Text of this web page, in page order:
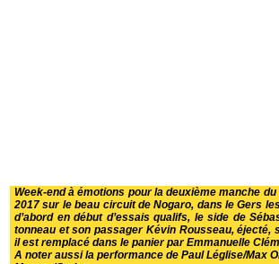
Week-end à émotions pour la deuxième manche
2017 sur le beau circuit de Nogaro, dans le Gers
d’abord en début d’essais qualifs, le side de
tonneau et son passager Kévin Rousseau, éjecté,
il est remplacé dans le panier par Emmanuelle
A noter aussi la performance de Paul Léglise/Max